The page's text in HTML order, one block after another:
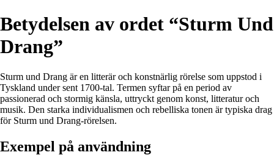
Betydelsen av ordet “Sturm Und
Drang”
Sturm und Drang är en litterär och konstnärlig rörelse som uppstod i
Tyskland under sent 1700-tal. Termen syftar på en period av
passionerad och stormig känsla, uttryckt genom konst, litteratur och
musik. Den starka individualismen och rebelliska tonen är typiska drag
för Sturm und Drang-rörelsen.
Exempel på användning